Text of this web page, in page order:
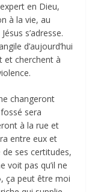
en Dieu,
à la vie, au
s’adresse.
d’aujourd’hui
et cherchent à
changeront
sera
à la rue et
entre eux et
de ses certitudes,
voit pas qu’il ne
ça peut être moi